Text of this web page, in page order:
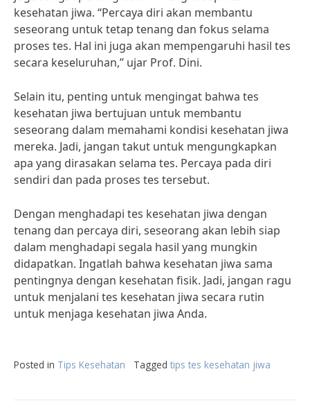
kesehatan jiwa. “Percaya diri akan membantu
seseorang untuk tetap tenang dan fokus selama
proses tes. Hal ini juga akan mempengaruhi hasil tes
secara keseluruhan,” ujar Prof. Dini.
Selain itu, penting untuk mengingat bahwa tes
kesehatan jiwa bertujuan untuk membantu
seseorang dalam memahami kondisi kesehatan jiwa
mereka. Jadi, jangan takut untuk mengungkapkan
apa yang dirasakan selama tes. Percaya pada diri
sendiri dan pada proses tes tersebut.
Dengan menghadapi tes kesehatan jiwa dengan
tenang dan percaya diri, seseorang akan lebih siap
dalam menghadapi segala hasil yang mungkin
didapatkan. Ingatlah bahwa kesehatan jiwa sama
pentingnya dengan kesehatan fisik. Jadi, jangan ragu
untuk menjalani tes kesehatan jiwa secara rutin
untuk menjaga kesehatan jiwa Anda.
Posted in Tips Kesehatan Tagged tips tes kesehatan jiwa